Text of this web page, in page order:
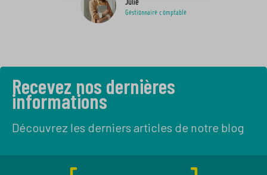
Julie
Gestionnaire comptable
Recevez nos dernières
informations
Découvrez les derniers articles de notre blog